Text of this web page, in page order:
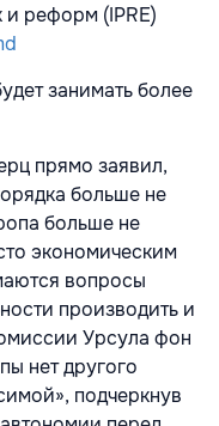
и реформ (IPRE)
занимать более
прямо заявил,
больше не
больше не
экономическим
вопросы
производить и
Урсула фон
нет другого
подчеркнув